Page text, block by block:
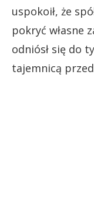
uspokoił, że
pokryć własne
odniósł się do
tajemnicą